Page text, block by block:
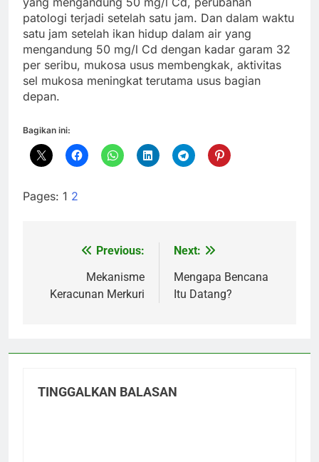
patologi terjadi setelah satu jam. Dan dalam waktu
satu jam setelah ikan hidup dalam air yang
mengandung 50 mg/l Cd dengan kadar garam 32
per seribu, mukosa usus membengkak, aktivitas
sel mukosa meningkat terutama usus bagian
depan.
Bagikan ini:
Pages: 1 2
NavigasiPrevious:
Mekanisme
Keracunan Merkuri
Next:
Mengapa Bencana
Itu Datang?
TINGGALKAN BALASAN